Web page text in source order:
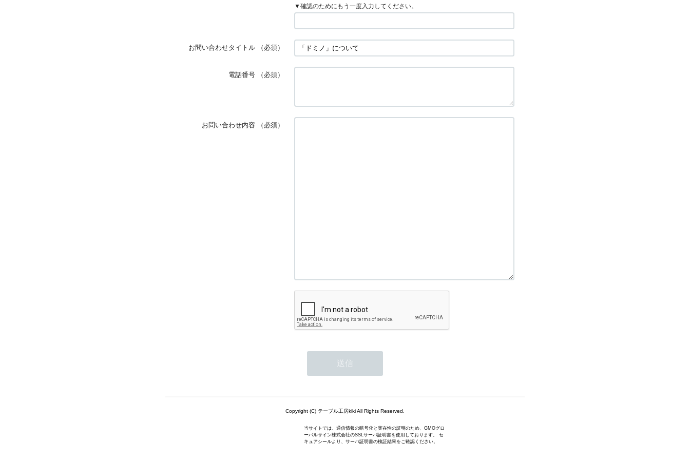
▼確認のためにもう一度入力してください。
お問い合わせタイトル （必須）
電話番号 （必須）
お問い合わせ内容 （必須）
Copyright (C) テーブル工房kiki All Rights Reserved.
当サイトでは、通信情報の暗号化と実在性の証明のため、GMOグロ
ーバルサイン株式会社のSSLサーバ証明書を使用しております。 セ
キュアシールより、サーバ証明書の検証結果をご確認ください。